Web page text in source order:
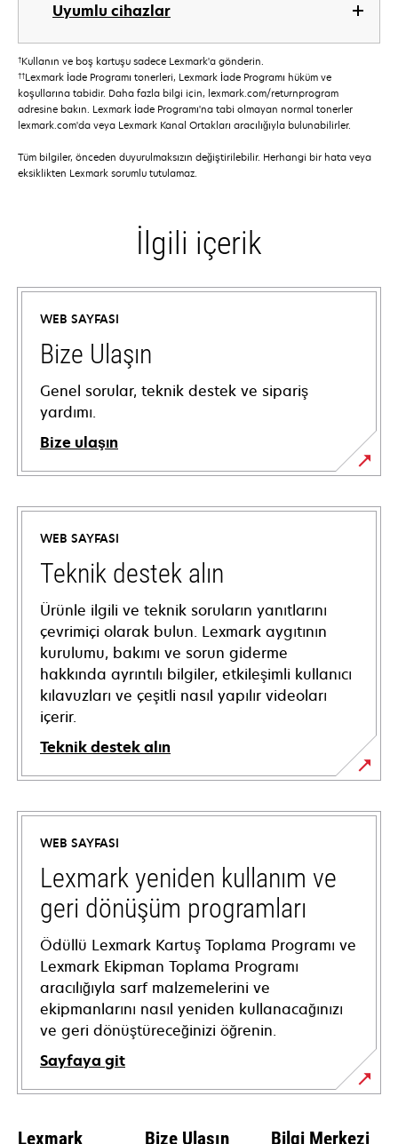
Uyumlu cihazlar
†Kullanın ve boş kartuşu sadece Lexmark'a gönderin.
††Lexmark İade Programı tonerleri, Lexmark İade Programı hüküm ve
koşullarına tabidir. Daha fazla bilgi için, lexmark.com/returnprogram
adresine bakın. Lexmark İade Programı'na tabi olmayan normal tonerler
lexmark.com'da veya Lexmark Kanal Ortakları aracılığıyla bulunabilirler.
Tüm bilgiler, önceden duyurulmaksızın değiştirilebilir. Herhangi bir hata veya
eksiklikten Lexmark sorumlu tutulamaz.
İlgili içerik
WEB SAYFASI
Bize Ulaşın
Genel sorular, teknik destek ve sipariş
yardımı.
Bize ulaşın
WEB SAYFASI
Teknik destek alın
Ürünle ilgili ve teknik soruların yanıtlarını
çevrimiçi olarak bulun. Lexmark aygıtının
kurulumu, bakımı ve sorun giderme
hakkında ayrıntılı bilgiler, etkileşimli kullanıcı
kılavuzları ve çeşitli nasıl yapılır videoları
içerir.
Teknik destek alın
opens
in
new
tab
WEB SAYFASI
Lexmark yeniden kullanım ve
geri dönüşüm programları
Ödüllü Lexmark Kartuş Toplama Programı ve
Lexmark Ekipman Toplama Programı
aracılığıyla sarf malzemelerini ve
ekipmanlarını nasıl yeniden kullanacağınızı
ve geri dönüştüreceğinizi öğrenin.
Sayfaya git
Lexmark Bize Ulaşın Bilgi Merkezi